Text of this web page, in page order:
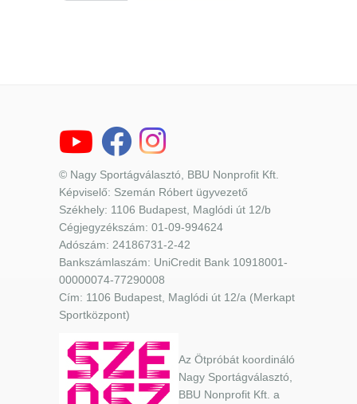
© Nagy Sportágválasztó, BBU Nonprofit Kft.
Képviselő: Szemán Róbert ügyvezető
Székhely: 1106 Budapest, Maglódi út 12/b
Cégjegyzékszám: 01-09-994624
Adószám: 24186731-2-42
Bankszámlaszám: UniCredit Bank 10918001-
00000074-77290008
Cím: 1106 Budapest, Maglódi út 12/a (Merkapt
Sportközpont)
Az Ötpróbát koordináló
Nagy Sportágválasztó,
BBU Nonprofit Kft. a